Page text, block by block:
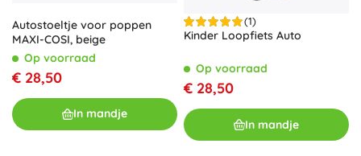
Autostoeltje voor poppen
MAXI-COSI, beige
Op voorraad
€ 28,50
In mandje
(1)
Kinder Loopfiets Auto
Op voorraad
€ 28,50
In mandje